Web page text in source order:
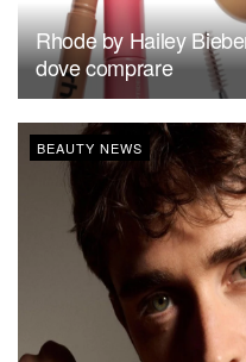
Rhode by Hailey
dove comprare
BEAUTY NEWS